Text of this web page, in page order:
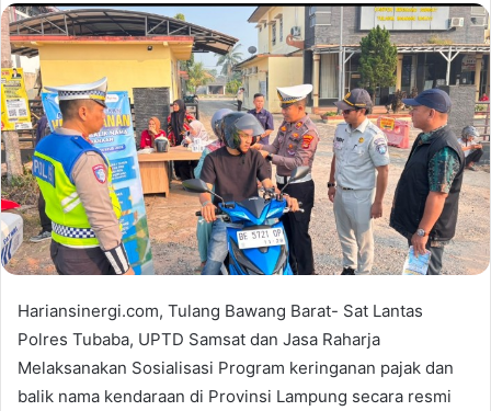
email
Hariansinergi.com, Tulang Bawang Barat- Sat Lantas
Polres Tubaba, UPTD Samsat dan Jasa Raharja
Melaksanakan Sosialisasi Program keringanan pajak dan
balik nama kendaraan di Provinsi Lampung secara resmi